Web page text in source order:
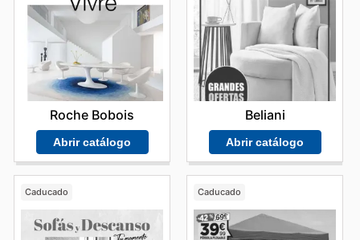
Roche Bobois
Abrir catálogo
Beliani
Abrir catálogo
Caducado Caducado